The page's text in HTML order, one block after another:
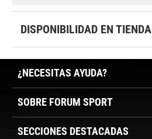
DISPONIBILIDAD EN TIENDA
¿NECESITAS AYUDA?
SOBRE FORUM SPORT
SECCIONES DESTACADAS